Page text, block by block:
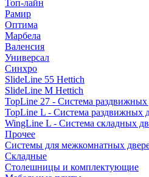
Топ-лайн
Рамир
Оптима
Марбела
Валенсия
Универсал
Синхро
SlideLine 55 Hettich
SlideLine M Hettich
TopLine 27 - Система раздвижных
TopLine L - Система раздвижных
WingLine L - Система складных
Прочее
Системы для межкомнатных
Складные
Столешницы и комплектующие